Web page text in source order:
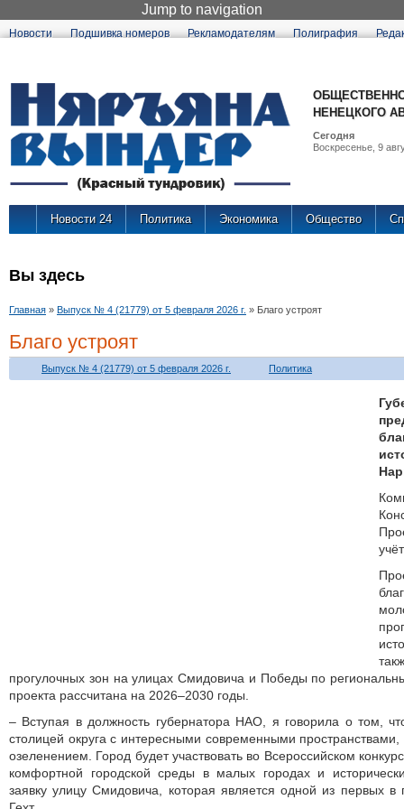
Jump to navigation
Новости Подшивка номеров Рекламодателям Полиграфия
НЕНЕЦКОГО
Сегодня
Воскресенье, 9
Новости 24 Политика Экономика Общество
Вы здесь
Главная » Выпуск № 4 (21779) от 5 февраля 2026 г. » Благо устроят
Благо устроят
Выпуск № 4 (21779) от 5 февраля 2026 г. Политика
прогулочных зон на улицах Смидовича и Победы по
проекта рассчитана на 2026–2030 годы.
– Вступая в должность губернатора НАО, я говорила о том,
столицей округа с интересными современными
озеленением. Город будет участвовать во Всероссийском
комфортной городской среды в малых городах и
заявку улицу Смидовича, которая является одной из первых в